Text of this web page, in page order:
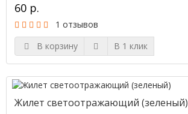
60 р.
1 отзывов
В корзину
В 1 клик
Жилет светоотражающий (зеленый)